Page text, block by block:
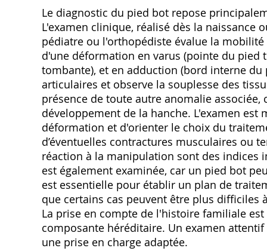
Le diagnostic du pied bot repose
L'examen clinique, réalisé dès la naissance
pédiatre ou l'orthopédiste évalue la
d'une déformation en varus (pointe du
tombante), et en adduction (bord interne
articulaires et observe la souplesse des
présence de toute autre anomalie
développement de la hanche. L'examen
déformation et d'orienter le choix du
d’éventuelles contractures musculaires ou
réaction à la manipulation sont des indices
est également examinée, car un pied bot
est essentielle pour établir un plan de
que certains cas peuvent être plus difficiles
La prise en compte de l'histoire familiale
composante héréditaire. Un examen
une prise en charge adaptée.